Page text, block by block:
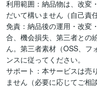
利用範囲：納品物は、改変
だいて構いません（自己責
免責：納品後の運用・改変
合、機会損失、第三者との
ん。第三者素材（OSS、フ
ンスに従ってください。
サポート：本サービスは売
ません（必要に応じてご相